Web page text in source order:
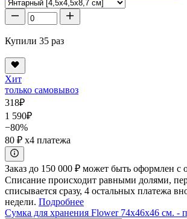
Купили 35 раз
Хит
только самовывоз
318₽
1 590₽
−80%
80 ₽ x4 платежа
Заказ до 150 000 ₽ может быть оформлен с
Списание происходит равными долями,
списывается сразу, 4 остальных платежа
недели. Подробнее
Сумка для хранения Flower 74x46x46 см. -